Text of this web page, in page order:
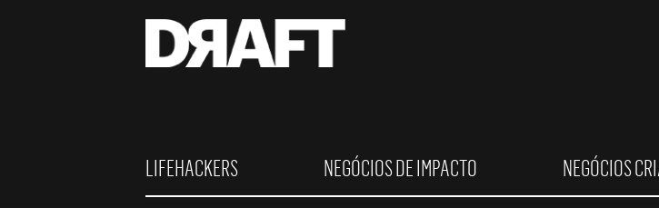
LIFEHACKERS NEGÓCIOS DE IMPACTO NEGÓCIOS